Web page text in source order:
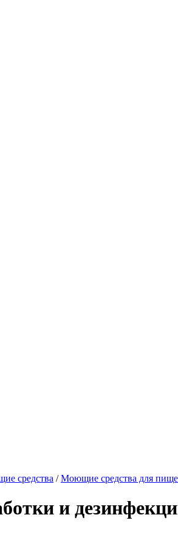
средства /Моющие средства для
и